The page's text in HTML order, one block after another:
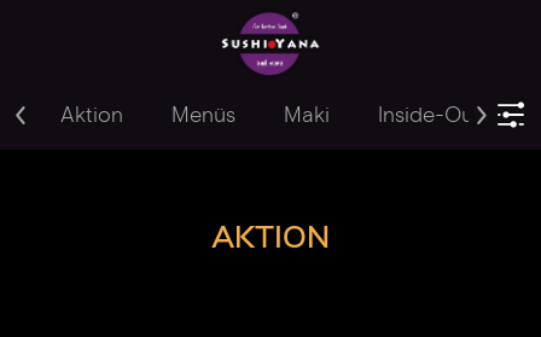
Aktion Menüs Maki Inside-Out
AKTION